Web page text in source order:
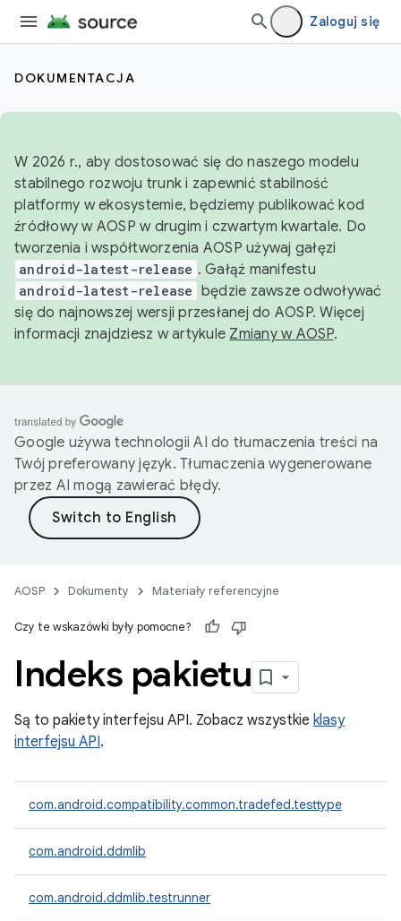
Zaloguj się
DOKUMENTACJA
W 2026 r., aby dostosować się do naszego modelu
stabilnego rozwoju trunk i zapewnić stabilność
platformy w ekosystemie, będziemy publikować kod
źródłowy w AOSP w drugim i czwartym kwartale. Do
tworzenia i współtworzenia AOSP używaj gałęzi
android-latest-release . Gałąź manifestu
android-latest-release będzie zawsze odwoływać
się do najnowszej wersji przesłanej do AOSP. Więcej
informacji znajdziesz w artykule Zmiany w AOSP.
Google używa technologii AI do tłumaczenia treści na
Twój preferowany język. Tłumaczenia wygenerowane
przez AI mogą zawierać błędy.
AOSP Dokumenty Materiały referencyjne
Czy te wskazówki były pomocne?
Indeks pakietu
Są to pakiety interfejsu API. Zobacz wszystkie klasy
interfejsu API.
com.android.compatibility.common.tradefed.testtype
com.android.ddmlib
com.android.ddmlib.testrunner